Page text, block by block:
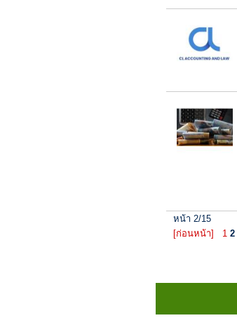
หน้า 2/15
[ก่อนหน้า]
1 2